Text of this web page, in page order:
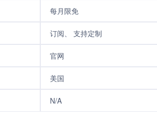
每月限免
订阅、 支持定制
官网
美国
N/A